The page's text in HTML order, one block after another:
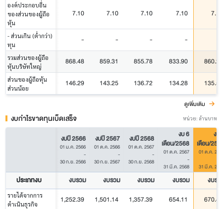
องค์ประกอบอื่น
ของส่วนของผู้ถือ
หุ้น
7.10 7.10 7.10 7.10
- ส่วนเกิน (ต่ำกว่า)
ทุน
- - - -
รวมส่วนของผู้ถือ
หุ้นบริษัทใหญ่
868.48 859.31 855.78 833.90
ส่วนของผู้ถือหุ้น
ส่วนน้อย
146.29 143.25 136.72 134.28
ดูเพิ่มเติม
งบกำไรขาดทุนเบ็ดเสร็จ หน่วย: ล้านบาท
งบปี 2566
01 ม.ค. 2566
-
30 ก.ย. 2566
งบปี 2567
01 ต.ค. 2566
-
30 ก.ย. 2567
งบปี 2568
01 ต.ค. 2567
-
30 ก.ย. 2568
งบ 6
เดือน/2568
01 ต.ค. 2567
-
31 มี.ค. 2568
งบ
เดือน/
01 ต.ค.
31 มี.ค.
ประเภทงบ งบรวม งบรวม งบรวม งบรวม งบร
รายได้จากการ
ดำเนินธุรกิจ
1,252.39 1,501.14 1,357.39 654.11